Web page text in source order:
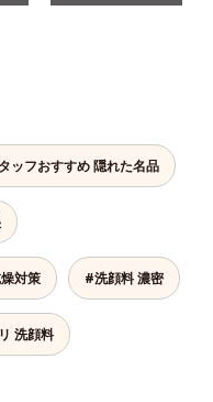
ッフおすすめ 隠れた名品
対策 #洗顔料 濃密
洗顔料